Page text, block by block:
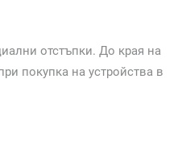
отстъпки. До края на
покупка на устройства в